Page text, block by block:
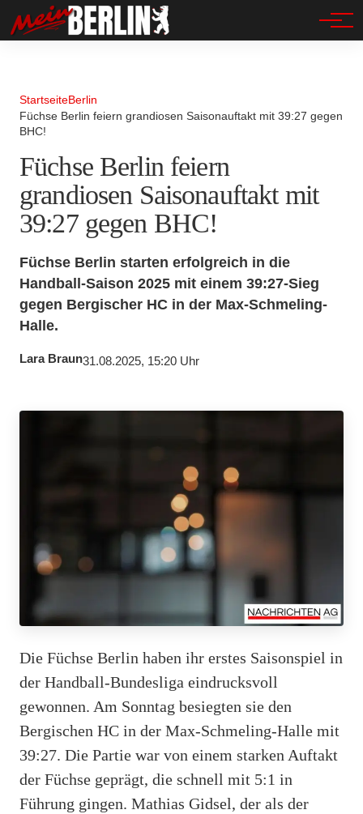
Spandau
StartseiteBerlin
Füchse Berlin feiern grandiosen Saisonauftakt mit 39:27 gegen
BHC!
Füchse Berlin feiern
grandiosen Saisonauftakt mit
39:27 gegen BHC!
Füchse Berlin starten erfolgreich in die
Handball-Saison 2025 mit einem 39:27-Sieg
gegen Bergischer HC in der Max-Schmeling-
Halle.
Lara Braun31.08.2025, 15:20 Uhr
Die Füchse Berlin haben ihr erstes Saisonspiel in
der Handball-Bundesliga eindrucksvoll
gewonnen. Am Sonntag besiegten sie den
Bergischen HC in der Max-Schmeling-Halle mit
39:27. Die Partie war von einem starken Auftakt
der Füchse geprägt, die schnell mit 5:1 in
Führung gingen. Mathias Gidsel, der als der